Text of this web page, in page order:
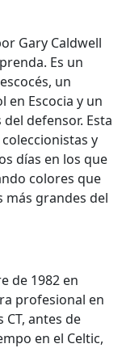
Gary Caldwell
Es un
un
Escocia y un
defensor. Esta
y
días en los que
colores que
más grandes del
de 1982 en
profesional en
antes de
en el Celtic,